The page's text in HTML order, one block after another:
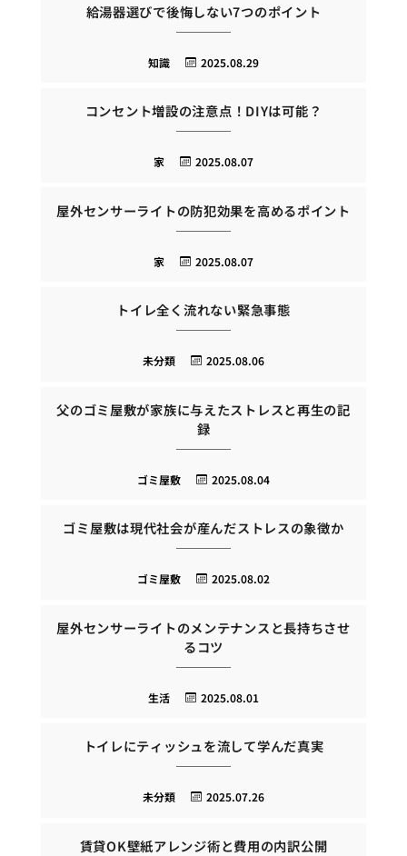
給湯器選びで後悔しない7つのポイント
2025.08.29
知識
コンセント増設の注意点！DIYは可能？
2025.08.07
家
屋外センサーライトの防犯効果を高めるポイント
2025.08.07
家
トイレ全く流れない緊急事態
2025.08.06
未分類
父のゴミ屋敷が家族に与えたストレスと再生の記
録
2025.08.04
ゴミ屋敷
ゴミ屋敷は現代社会が産んだストレスの象徴か
2025.08.02
ゴミ屋敷
屋外センサーライトのメンテナンスと長持ちさせ
るコツ
2025.08.01
生活
トイレにティッシュを流して学んだ真実
2025.07.26
未分類
賃貸OK壁紙アレンジ術と費用の内訳公開